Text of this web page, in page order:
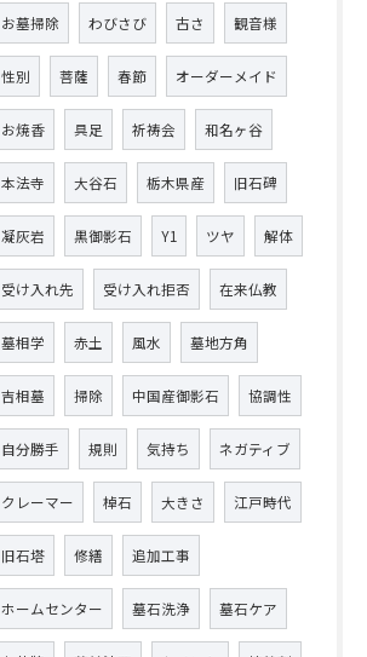
お墓掃除 わびさび 古さ 観音様
性別 菩薩 春節 オーダーメイド
お焼香 具足 祈祷会 和名ヶ谷
本法寺 大谷石 栃木県産 旧石碑
凝灰岩 黒御影石 Y1 ツヤ 解体
受け入れ先 受け入れ拒否 在来仏教
墓相学 赤土 風水 墓地方角
吉相墓 掃除 中国産御影石 協調性
自分勝手 規則 気持ち ネガティブ
クレーマー 棹石 大きさ 江戸時代
旧石塔 修繕 追加工事
ホームセンター 墓石洗浄 墓石ケア